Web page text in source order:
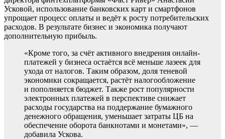
Усковой, использование банковских карт и смартфонов
упрощает процесс оплаты и ведёт к росту потребительских
расходов. В результате бизнес и экономика получают
дополнительную прибыль.
«Кроме того, за счёт активного внедрения онлайн-
платежей у бизнеса остаётся всё меньше лазеек для
ухода от налогов. Таким образом, доля теневой
экономики сокращается, растёт налогообложение
и пополняется бюджет. Также рост популярности
электронных платежей в перспективе снижает
расходы государства на поддержание бумажного
денежного обращения, уменьшает затраты ЦБ на
обеспечение оборота банкнотами и монетами», —
добавила Ускова.